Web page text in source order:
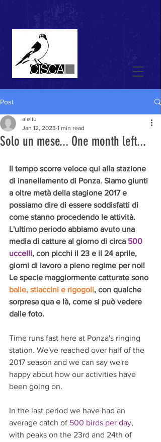
Post
Solo un mese... One month left...
aleliu
Jan 12, 2023 1 min read
Il tempo scorre veloce qui alla stazione
di inanellamento di Ponza. Siamo giunti
a oltre metà della stagione 2017 e
possiamo dire di essere soddisfatti di
come stanno procedendo le attività.
L'ultimo periodo abbiamo avuto una
media di catture al giorno di circa 500
uccelli, con picchi il 23 e il 24 aprile,
giorni di lavoro a pieno regime per noi!
Le specie maggiormente catturate sono
balie, stiaccini e rigogoli, con qualche
sorpresa qua e là, come si può vedere
dalle foto.
Time runs fast here at Ponza's ringing
station. We've reached over half of the
2017 season and we can say we're
happy about how our activities have
been going on.
In the last period we have had an
average catch of 500 birds per day,
with peaks on the 23rd and 24th of